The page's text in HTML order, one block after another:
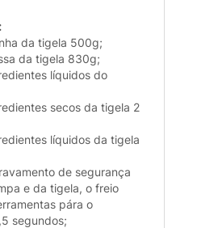
da tigela 500g;
da tigela 830g;
líquidos do
secos da tigela 2
líquidos da tigela
de segurança
e da tigela, o freio
pára o
segundos;